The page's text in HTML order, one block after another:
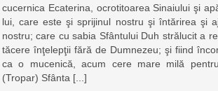
cucernica Ecaterina, ocrotitoarea Sinaiului şi
lui, care este şi sprijinul nostru şi întărirea şi
nostru; care cu sabia Sfântului Duh strălucit a
tăcere înţelepţii fără de Dumnezeu; şi fiind
ca o mucenică, acum cere mare milă
(Tropar) Sfânta [...]